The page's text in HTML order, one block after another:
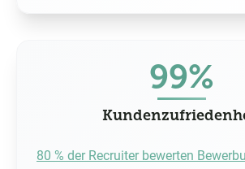
99%
80 % der Recruiter bewerten